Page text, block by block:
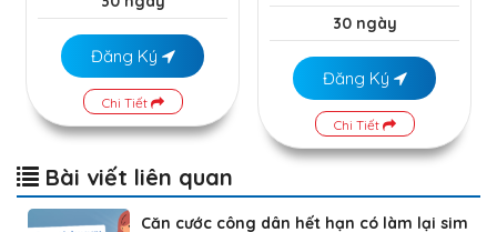
Đăng Ký
Chi Tiết
30 ngày
Đăng Ký
Chi Tiết
Bài viết liên quan
Căn cước công dân hết hạn có làm lại sim